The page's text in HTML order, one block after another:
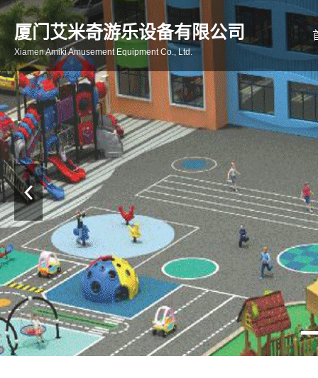
厦门艾米奇游乐设备有限公司
Xiamen Amiki Amusement Equipment Co., Ltd.